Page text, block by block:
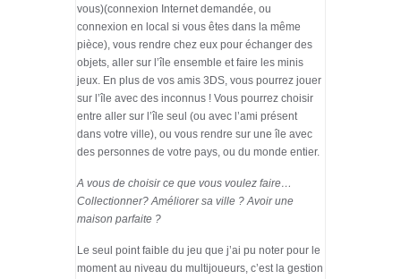
vous)(connexion Internet demandée, ou
connexion en local si vous êtes dans la même
pièce), vous rendre chez eux pour échanger des
objets, aller sur l’île ensemble et faire les minis
jeux. En plus de vos amis 3DS, vous pourrez jouer
sur l’île avec des inconnus ! Vous pourrez choisir
entre aller sur l’île seul (ou avec l’ami présent
dans votre ville), ou vous rendre sur une île avec
des personnes de votre pays, ou du monde entier.
A vous de choisir ce que vous voulez faire…
Collectionner? Améliorer sa ville ? Avoir une
maison parfaite ?
Le seul point faible du jeu que j’ai pu noter pour le
moment au niveau du multijoueurs, c’est la gestion